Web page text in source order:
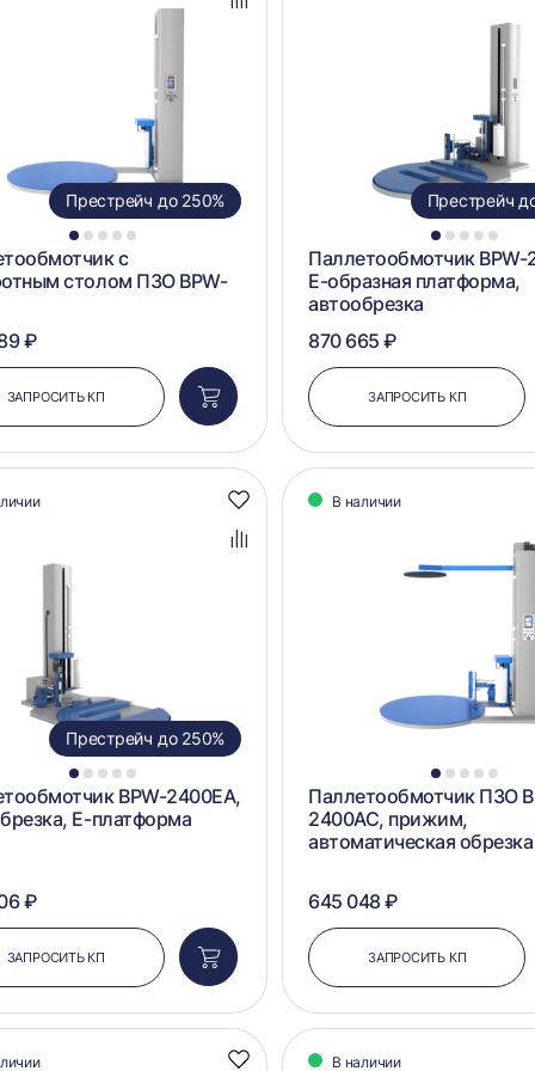
Добавить
1 2 3 4 5
Престрейч до 250%
с
столом ПЗО BPW-
₽
ЗАПРОСИТЬ КП
Добавить
в
корзину
1 2 3 4 5
Престрейч
Паллетообмотчик BPW-
Е-образная платформа,
автообрезка
870 665 ₽
ЗАПРОСИТЬ КП
Добавить
Добавить
1 2 3 4 5
Престрейч до 250%
BPW-2400EA,
Е-платформа
₽
ЗАПРОСИТЬ КП
Добавить
в
корзину
В наличии
1 2 3 4 5
Паллетообмотчик ПЗО
2400AC, прижим,
автоматическая обрезка
645 048 ₽
ЗАПРОСИТЬ КП
Добавить В наличии